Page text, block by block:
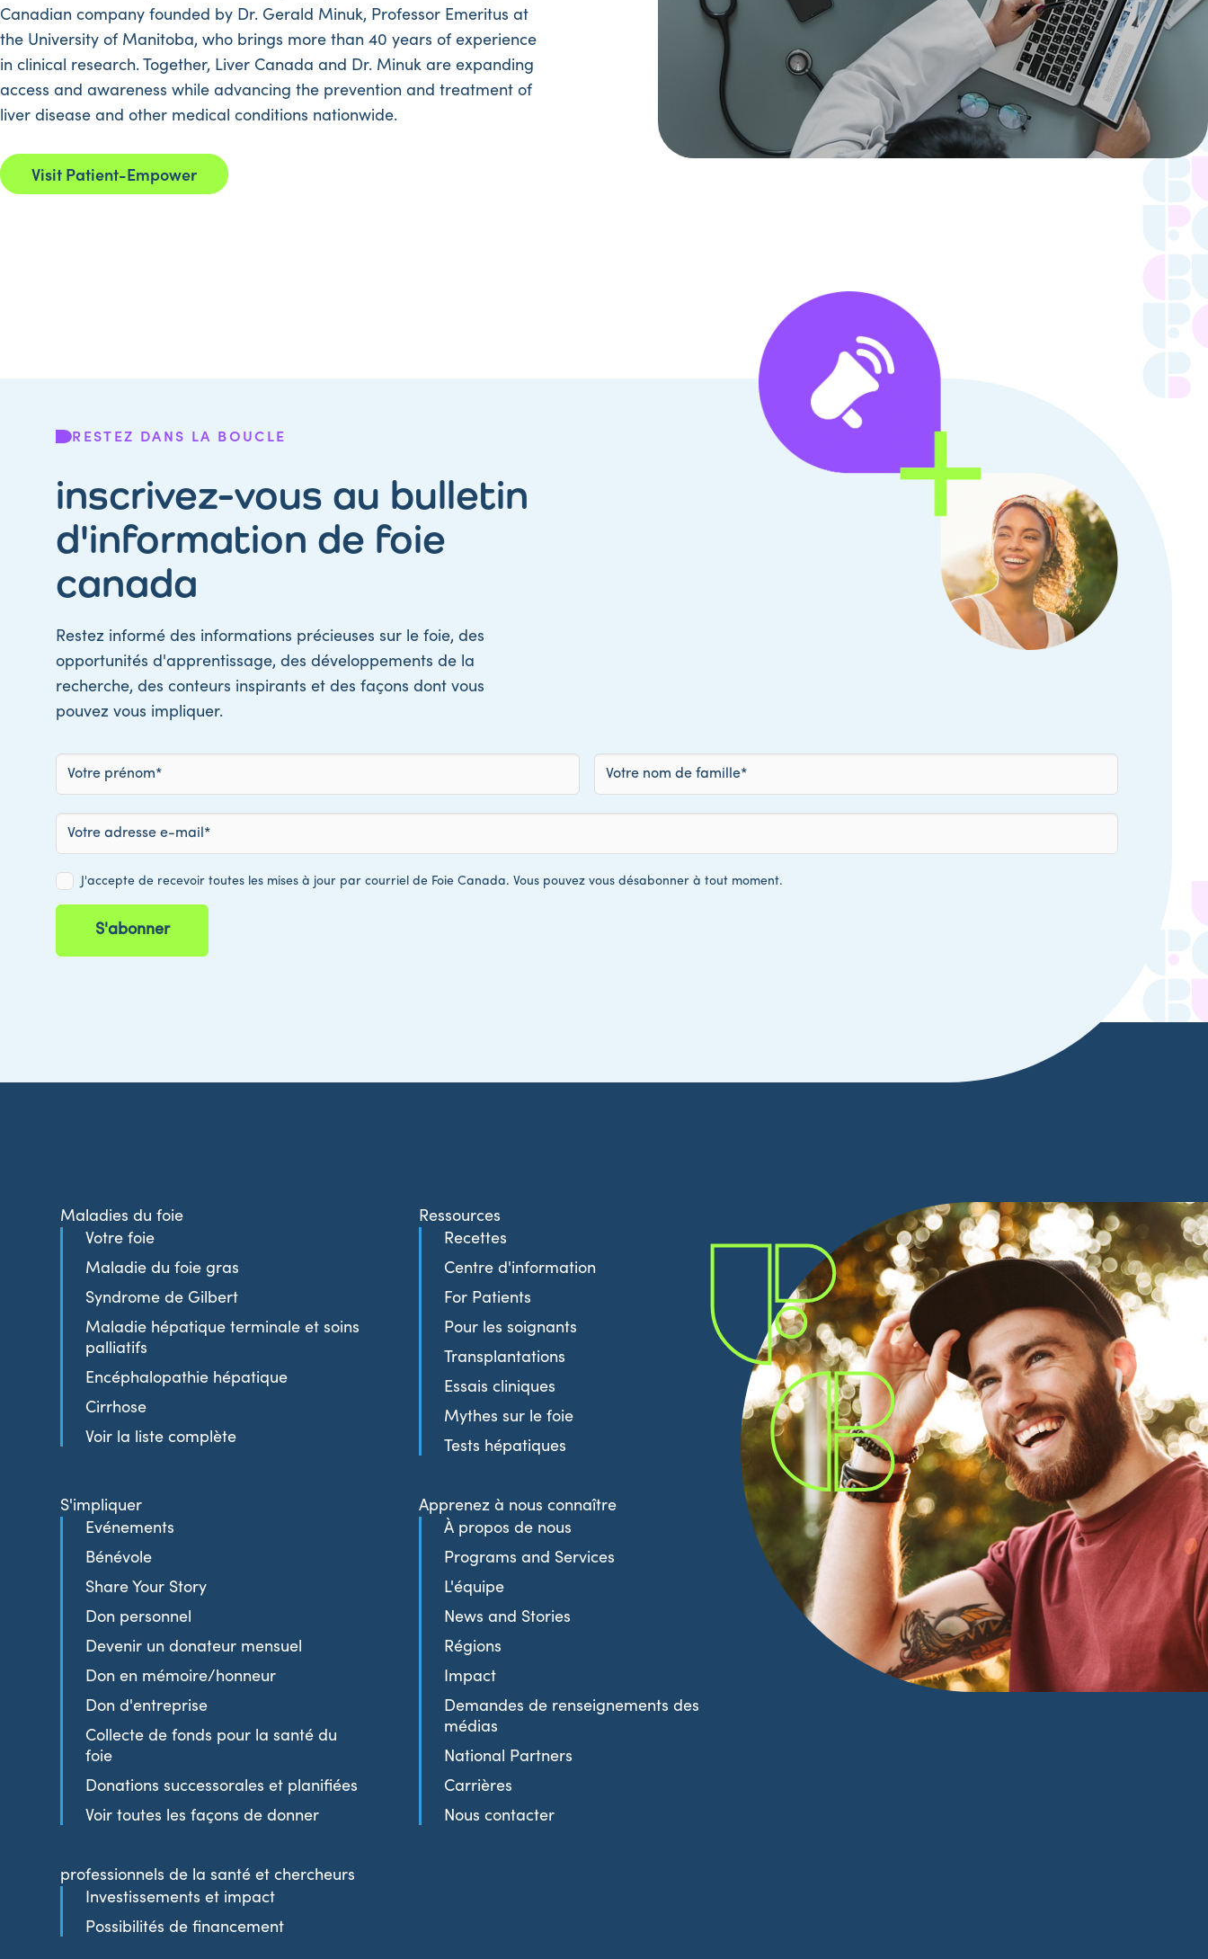
Canadian company founded by Dr. Gerald Minuk, Professor Emeritus at
the University of Manitoba, who brings more than 40 years of experience
in clinical research. Together, Liver Canada and Dr. Minuk are expanding
access and awareness while advancing the prevention and treatment of
liver disease and other medical conditions nationwide.
Visit Patient-Empower
RESTEZ DANS LA BOUCLE
inscrivez-vous au bulletin
d'information de foie
canada
Restez informé des informations précieuses sur le foie, des
opportunités d'apprentissage, des développements de la
recherche, des conteurs inspirants et des façons dont vous
pouvez vous impliquer.
Maladies du foie
Votre foie
Maladie du foie gras
Syndrome de Gilbert
Maladie hépatique terminale et soins
palliatifs
Encéphalopathie hépatique
Cirrhose
Voir la liste complète
Ressources
Recettes
Centre d'information
For Patients
Pour les soignants
Transplantations
Essais cliniques
Mythes sur le foie
Tests hépatiques
S'impliquer
Evénements
Bénévole
Share Your Story
Don personnel
Devenir un donateur mensuel
Don en mémoire/honneur
Don d'entreprise
Collecte de fonds pour la santé du
foie
Donations successorales et planifiées
Voir toutes les façons de donner
Apprenez à nous connaître
À propos de nous
Programs and Services
L'équipe
News and Stories
Régions
Impact
Demandes de renseignements des
médias
National Partners
Carrières
Nous contacter
professionnels de la santé et chercheurs
Investissements et impact
Possibilités de financement